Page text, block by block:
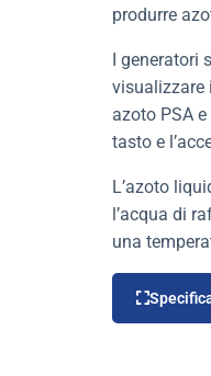
produrre
I
visualizzare
azoto PSA
tasto e
L’azoto
l’acqua di
una